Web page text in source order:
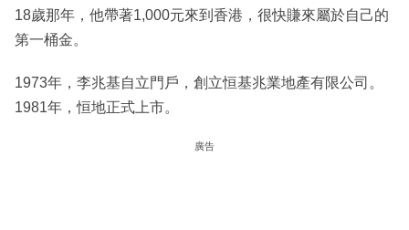
18歲那年，他帶著1,000元來到香港，很快賺來屬於自己的
第一桶金。
1973年，李兆基自立門戶，創立恒基兆業地產有限公司。
1981年，恒地正式上市。
廣告